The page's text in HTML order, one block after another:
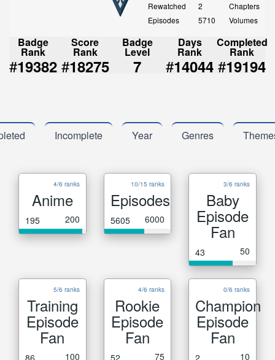
Rewatched
2
Episodes
5710
Chapters
Volumes
Badge
Rank
#19382
Score
Rank
#18275
Badge
Level
7
Days
Rank
#14044
Completed
Rank
#19194
Incomplete Year Genres
4/6 ranks
Anime
195 200
10/15 ranks
Episodes
5605 6000
3/6 ranks
Baby
Episode
Fan
43 50
5/6 ranks
Training
Episode
Fan
86 100
4/6 ranks
Rookie
Episode
Fan
52 75
0/6 ranks
Champion
Episode
Fan
2 10